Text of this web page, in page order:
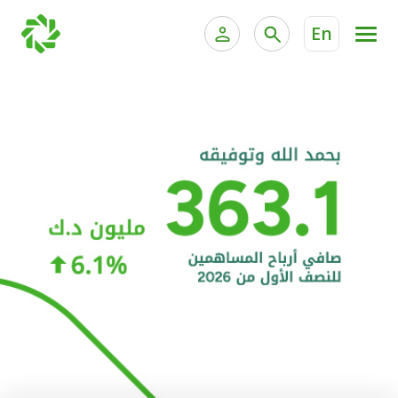
En
الخدمات المصرفية الإلكترونية للشركات
خدمة "بيتك" للتداول الإلكتروني
الحسابات المصرفية
البطاقات
"برامج العملاء"